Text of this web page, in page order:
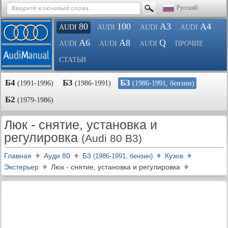
Русский
AUDI 80 AUDI 100 AUDI A3 AUDI A4
AUDI A6 AUDI A8 AUDI Q ПРОЧИЕ
СТАТЬИ
Б4 (1991-1996) Б3 (1986-1991) Б3 (1986-1991, бензин)
Б2 (1979-1986)
Люк - снятие, установка и
регулировка (Audi 80 B3)
Главная Ауди 80 Б3 (1986-1991, бензин)
Кузов
Экстерьер
Люк - снятие, установка и регулировка